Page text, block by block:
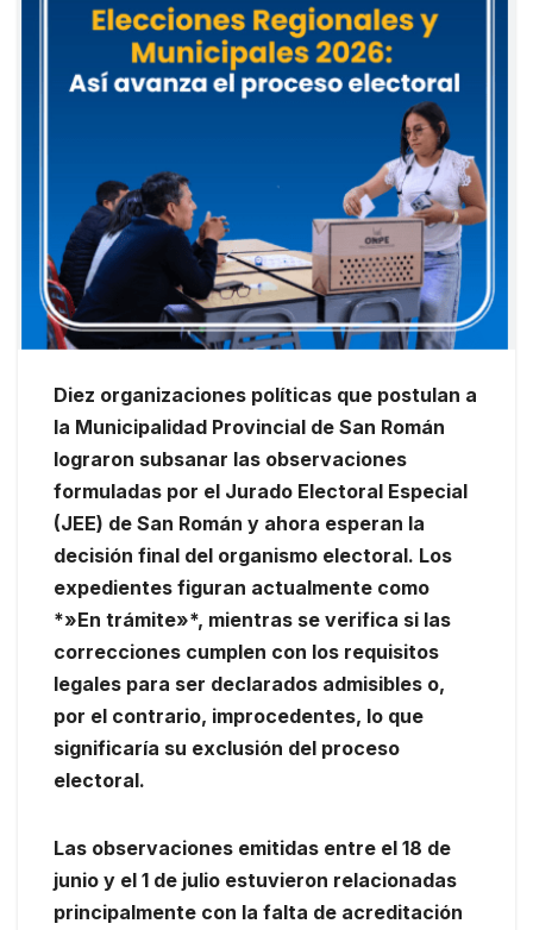
Diez organizaciones políticas que postulan a
la Municipalidad Provincial de San Román
lograron subsanar las observaciones
formuladas por el Jurado Electoral Especial
(JEE) de San Román y ahora esperan la
decisión final del organismo electoral. Los
expedientes figuran actualmente como
*»En trámite»*, mientras se verifica si las
correcciones cumplen con los requisitos
legales para ser declarados admisibles o,
por el contrario, improcedentes, lo que
significaría su exclusión del proceso
electoral.
Las observaciones emitidas entre el 18 de
junio y el 1 de julio estuvieron relacionadas
principalmente con la falta de acreditación